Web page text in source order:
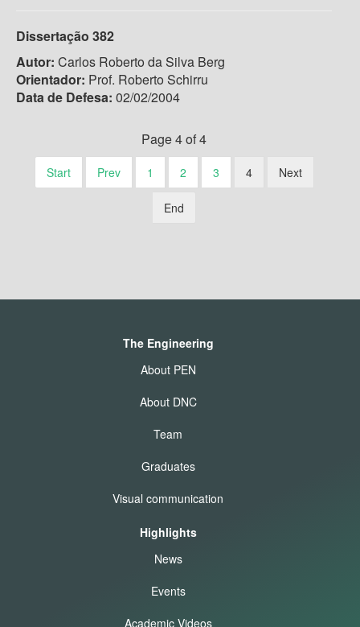
Dissertação 382
Autor: Carlos Roberto da Silva Berg
Orientador: Prof. Roberto Schirru
Data de Defesa: 02/02/2004
Page 4 of 4
Start Prev 1 2 3 4 Next
End
The Engineering
About PEN
About DNC
Team
Graduates
Visual communication
Highlights
News
Events
Academic Videos